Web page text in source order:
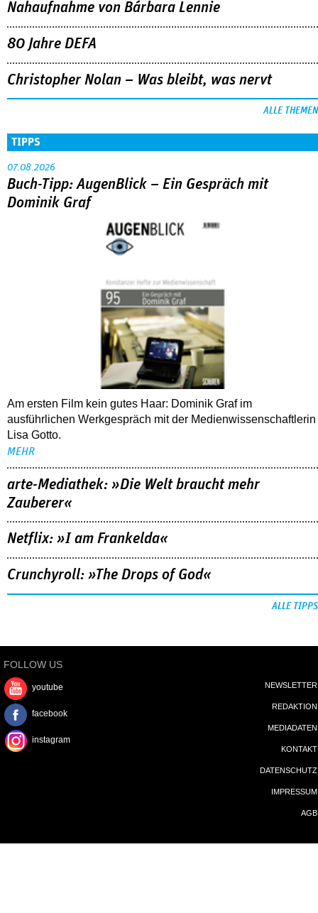
TIPPS
07.08.2026
Buch-Tipp: AugenBlick – Ein Gespräch mit
Dominik Graf
Am ersten Film kein gutes Haar: Dominik Graf im
ausführlichen Werkgespräch mit der Medienwissenschaftlerin
arte-Mediathek: »Die Welt braucht mehr
Zauberer«
Netflix: »I am Frankelda«
Crunchyroll: »The Drops of God«
FOLLOW US
youtube
IMPRESSUM
AGB